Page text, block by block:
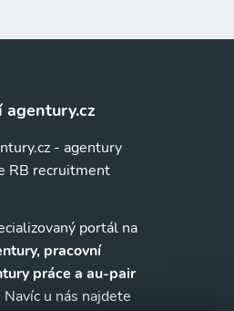
agentury.cz
- agentury
RB recruitment
portál na
pracovní
práce a au-pair
Navíc u nás najdete